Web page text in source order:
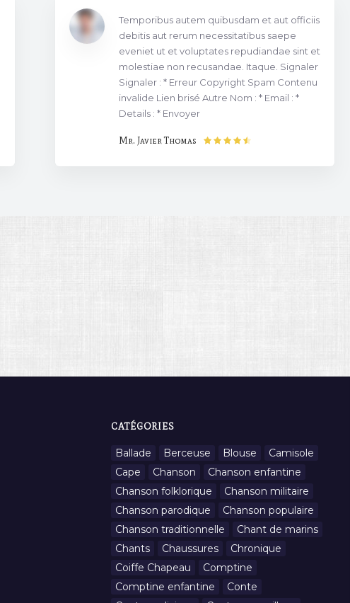
Temporibus autem quibusdam et aut officiis
debitis aut rerum necessitatibus saepe
eveniet ut et voluptates repudiandae sint et
molestiae non recusandae. Itaque. Signaler
Signaler : * Erreur Copyright Spam Contenu
invalide Lien brisé Autre Nom : * Email : *
Details : * Envoyer
Mr. Javier Thomas
CATÉGORIES
Ballade Berceuse Blouse
Camisole
Cape
Chanson
Chanson enfantine
Chanson folklorique
Chanson militaire
Chanson parodique
Chanson populaire
Chanson traditionnelle
Chant de marins
Chants
Chaussures
Chronique
Coiffe Chapeau
Comptine
Comptine enfantine
Conte